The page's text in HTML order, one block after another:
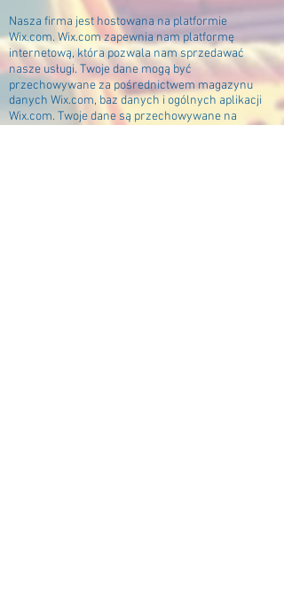
Nasza firma jest hostowana na platformie
Wix.com. Wix.com zapewnia nam platformę
internetową, która pozwala nam sprzedawać
nasze usługi. Twoje dane mogą być
przechowywane za pośrednictwem magazynu
danych Wix.com, baz danych i ogólnych aplikacji
Wix.com. Twoje dane są przechowywane na